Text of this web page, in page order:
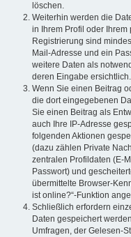
löschen.
Weiterhin werden die
in Ihrem Profil oder
Registrierung sind
Mail-Adresse und ein
weitere Daten als
deren Eingabe ersichtlich.
Wenn Sie einen Beitrag
die dort eingegebenen
Sie einen Beitrag als
auch Ihre IP-Adresse
folgenden Aktionen
(dazu zählen Private
zentralen Profildaten (E-
Passwort) und
übermittelte Browser-
ist online?“-Funktion
Schließlich erfordern
Daten gespeichert
Umfragen, der Gelesen-